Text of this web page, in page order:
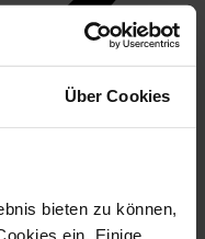
Über Cookies
bieten zu können,
ein. Einige
Website